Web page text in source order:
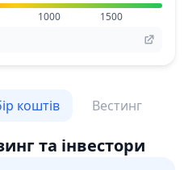
1000
1500
коштів Вестинг
та інвестори